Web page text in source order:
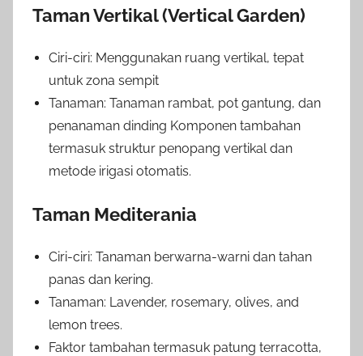
Taman Vertikal (Vertical Garden)
Ciri-ciri: Menggunakan ruang vertikal, tepat
untuk zona sempit
Tanaman: Tanaman rambat, pot gantung, dan
penanaman dinding Komponen tambahan
termasuk struktur penopang vertikal dan
metode irigasi otomatis.
Taman Mediterania
Ciri-ciri: Tanaman berwarna-warni dan tahan
panas dan kering.
Tanaman: Lavender, rosemary, olives, and
lemon trees.
Faktor tambahan termasuk patung terracotta,